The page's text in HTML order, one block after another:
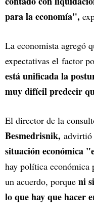
para la economía",
La economista agregó
expectativas el factor
está unificada la
muy difícil predecir
El director de la
Besmedrisnik, advirtió
situación económica
hay política económica
un acuerdo, porque ni
lo que hay que hacer